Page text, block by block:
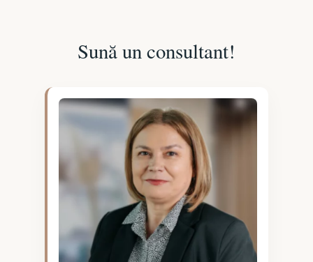
Sună un consultant!